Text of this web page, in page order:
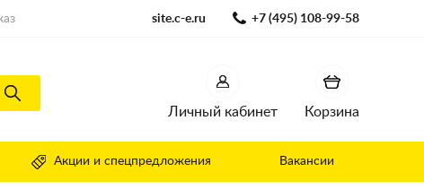
site.c-e.ru +7 (495) 108-99-58
Личный кабинет Корзина
Акции и спецпредложения Вакансии